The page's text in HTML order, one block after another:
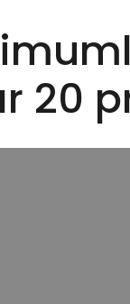
20